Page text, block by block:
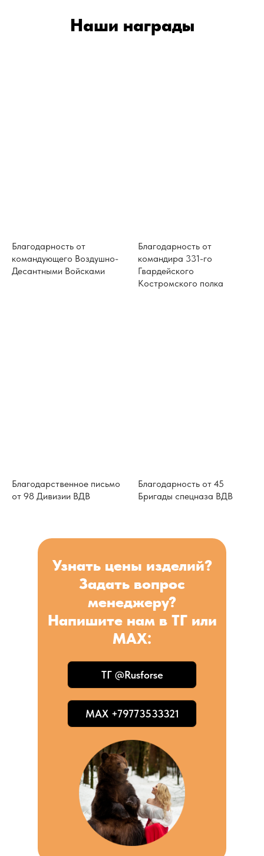
Наши награды
Благодарность от
командующего Воздушно-
Десантными Войсками
Благодарность от
командира 331-го
Гвардейского
Костромского полка
Благодарственное письмо
от 98 Дивизии ВДВ
Благодарность от 45
Бригады спецназа ВДВ
Узнать цены изделий?
Задать вопрос
менеджеру?
Напишите нам в ТГ или
MAX:
MAX +79773533321
ТГ @Rusforse